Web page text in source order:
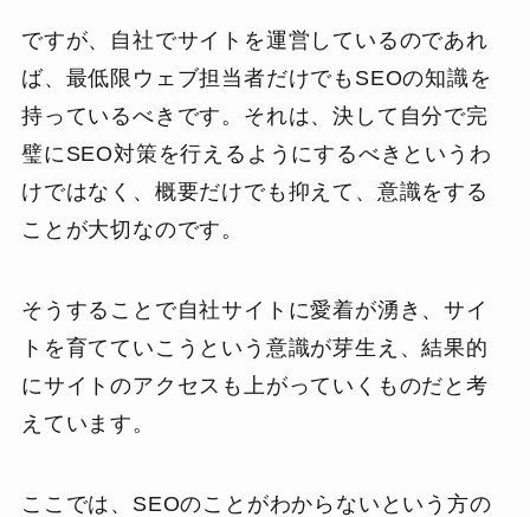
ですが、自社でサイトを運営しているのであれ
ば、最低限ウェブ担当者だけでもSEOの知識を
持っているべきです。それは、決して自分で完
璧にSEO対策を行えるようにするべきというわ
けではなく、概要だけでも抑えて、意識をする
ことが大切なのです。
そうすることで自社サイトに愛着が湧き、サイ
トを育てていこうという意識が芽生え、結果的
にサイトのアクセスも上がっていくものだと考
えています。
ここでは、SEOのことがわからないという方の